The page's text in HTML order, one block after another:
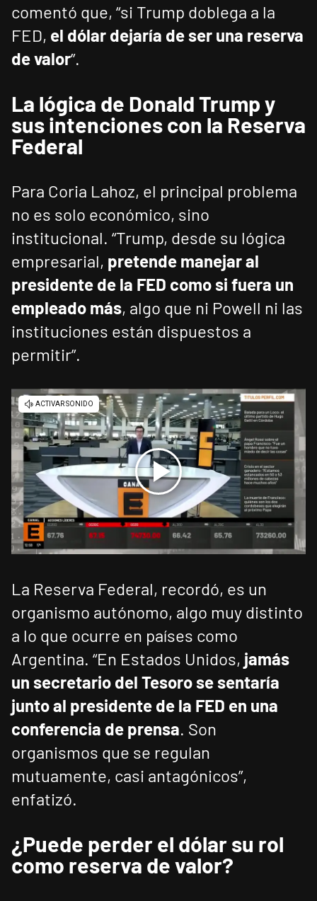
comentó que, “si Trump doblega a la
FED, el dólar dejaría de ser una reserva
de valor”.
La lógica de Donald Trump y
sus intenciones con la Reserva
Federal
Para Coria Lahoz, el principal problema
no es solo económico, sino
institucional. “Trump, desde su lógica
empresarial, pretende manejar al
presidente de la FED como si fuera un
empleado más, algo que ni Powell ni las
instituciones están dispuestos a
permitir”.
La Reserva Federal, recordó, es un
organismo autónomo, algo muy distinto
a lo que ocurre en países como
Argentina. “En Estados Unidos, jamás
un secretario del Tesoro se sentaría
junto al presidente de la FED en una
conferencia de prensa. Son
organismos que se regulan
mutuamente, casi antagónicos”,
enfatizó.
¿Puede perder el dólar su rol
como reserva de valor?